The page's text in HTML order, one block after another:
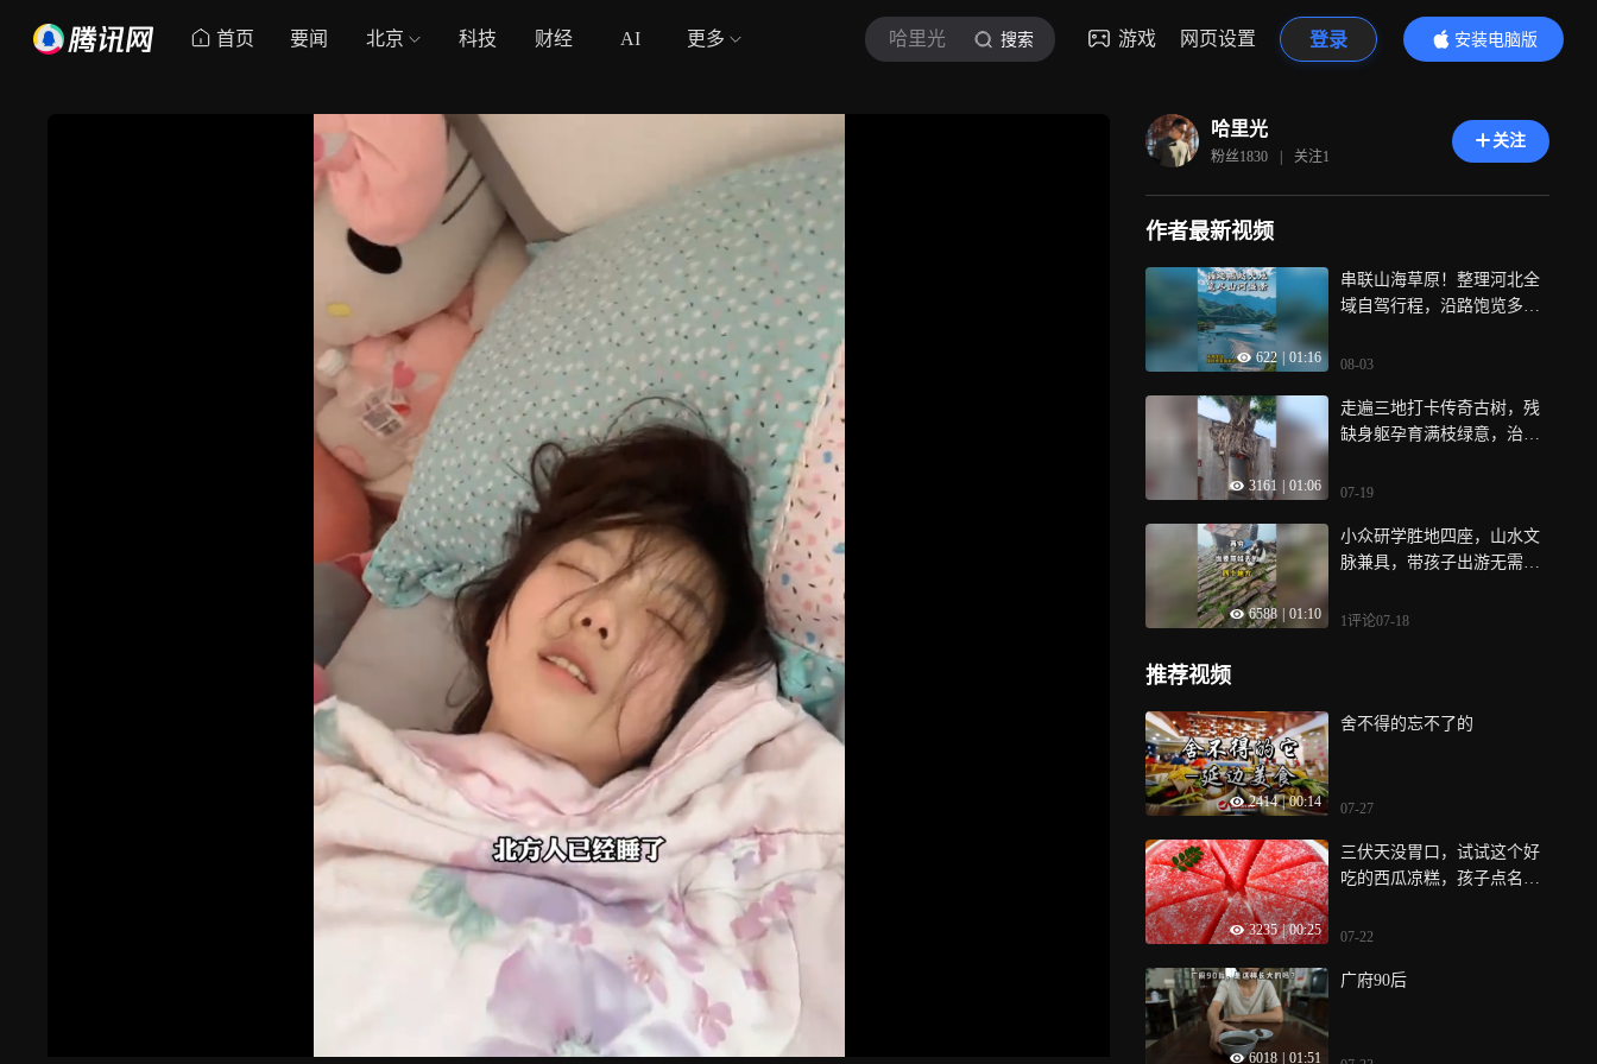
首页 要闻 北京 科技 财经 AI 更多 哈里光 搜索 游戏 网页设置 登录
安装电脑版
内容更精彩
哈里光
粉丝1830 | 关注1
关注
作者最新视频
622 01:16
串联山海草原！整理河北全
域自驾行程，沿路饱览多样
08-03
3161 01:06
走遍三地打卡传奇古树，残
缺身躯孕育满枝绿意，治愈
07-19
6588 01:10
小众研学胜地四座，山水文
脉兼具，带孩子出游无需高
1评论07-18
推荐视频
2414 | 00:14
舍不得的忘不了的
07-27
3235 | 00:25
三伏天没胃口，试试这个好
吃的西瓜凉糕，孩子点名要
消暑
07-22
6018 01:51
广府90后